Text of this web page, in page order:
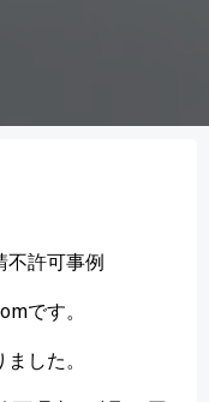
不許可事例
です。
した。